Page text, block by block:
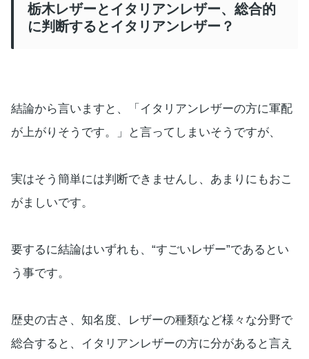
栃木レザーとイタリアンレザー、総合的
に判断するとイタリアンレザー？
結論から言いますと、「イタリアンレザーの方に軍配
が上がりそうです。」と言ってしまいそうですが、
実はそう簡単には判断できませんし、あまりにもおこ
がましいです。
要するに結論はいずれも、“すごいレザー”であるとい
う事です。
歴史の古さ、知名度、レザーの種類など様々な分野で
総合すると、イタリアンレザーの方に分があると言え